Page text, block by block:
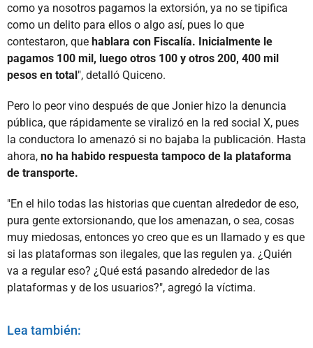
como ya nosotros pagamos la extorsión, ya no se tipifica
como un delito para ellos o algo así, pues lo que
contestaron, que hablara con Fiscalía. Inicialmente le
pagamos 100 mil, luego otros 100 y otros 200, 400 mil
pesos en total", detalló Quiceno.
Pero lo peor vino después de que Jonier hizo la denuncia
pública, que rápidamente se viralizó en la red social X, pues
la conductora lo amenazó si no bajaba la publicación. Hasta
ahora, no ha habido respuesta tampoco de la plataforma
de transporte.
"En el hilo todas las historias que cuentan alrededor de eso,
pura gente extorsionando, que los amenazan, o sea, cosas
muy miedosas, entonces yo creo que es un llamado y es que
si las plataformas son ilegales, que las regulen ya. ¿Quién
va a regular eso? ¿Qué está pasando alrededor de las
plataformas y de los usuarios?", agregó la víctima.
Lea también: